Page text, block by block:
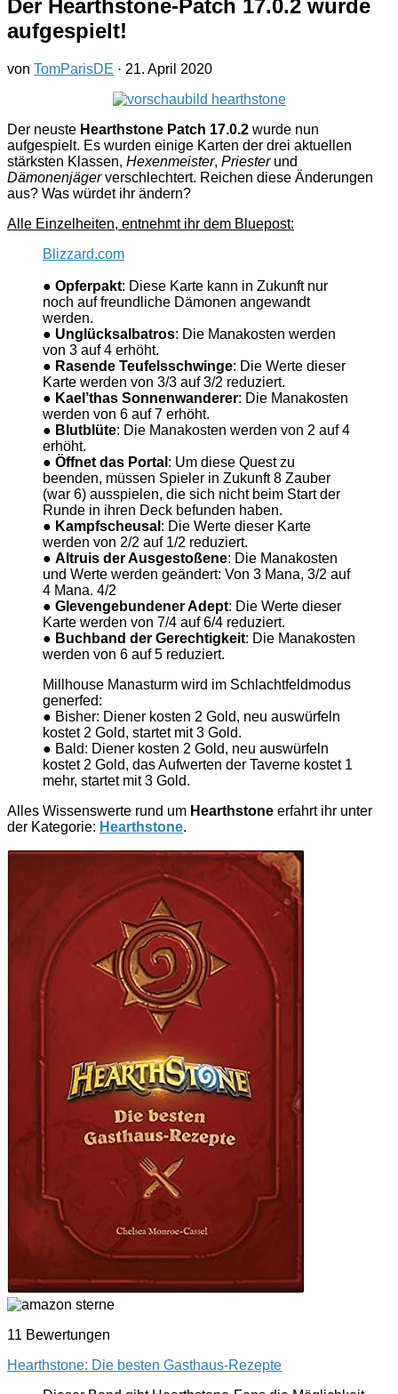
Der Hearthstone-Patch 17.0.2 wurde
aufgespielt!
von TomParisDE · 21. April 2020
Der neuste Hearthstone Patch 17.0.2 wurde nun
aufgespielt. Es wurden einige Karten der drei aktuellen
stärksten Klassen, Hexenmeister, Priester und
Dämonenjägerverschlechtert. Reichen diese Änderungen
aus? Was würdet ihr ändern?
Alle Einzelheiten, entnehmt ihr dem Bluepost:
Blizzard.com
● Opferpakt: Diese Karte kann in Zukunft nur
noch auf freundliche Dämonen angewandt
werden.
● Unglücksalbatros: Die Manakosten werden
von 3 auf 4 erhöht.
● Rasende Teufelsschwinge: Die Werte dieser
Karte werden von 3/3 auf 3/2 reduziert.
● Kael’thas Sonnenwanderer: Die Manakosten
werden von 6 auf 7 erhöht.
● Blutblüte: Die Manakosten werden von 2 auf 4
erhöht.
● Öffnet das Portal : Um diese Quest zu
beenden, müssen Spieler in Zukunft 8 Zauber
(war 6) ausspielen, die sich nicht beim Start der
Runde in ihren Deck befunden haben.
● Kampfscheusal : Die Werte dieser Karte
werden von 2/2 auf 1/2 reduziert.
● Altruis der Ausgestoßene: Die Manakosten
und Werte werden geändert: Von 3 Mana, 3/2 auf
4 Mana. 4/2
● Glevengebundener Adept: Die Werte dieser
Karte werden von 7/4 auf 6/4 reduziert.
● Buchband der Gerechtigkeit: Die Manakosten
werden von 6 auf 5 reduziert.
Millhouse Manasturm wird im Schlachtfeldmodus
generfed:
● Bisher: Diener kosten 2 Gold, neu auswürfeln
kostet 2 Gold, startet mit 3 Gold.
● Bald: Diener kosten 2 Gold, neu auswürfeln
kostet 2 Gold, das Aufwerten der Taverne kostet 1
mehr, startet mit 3 Gold.
Alles Wissenswerte rund um Hearthstone erfahrt ihr unter
der Kategorie: Hearthstone.
11 Bewertungen
Hearthstone: Die besten Gasthaus-Rezepte